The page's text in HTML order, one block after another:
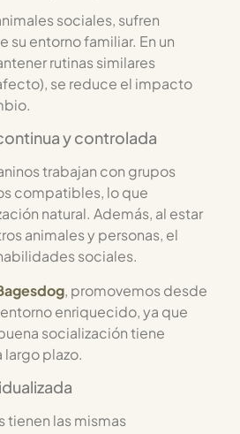
sociales, sufren
su entorno familiar. En un
rutinas similares
se reduce el impacto
y controlada
trabajan con grupos
compatibles, lo que
natural. Además, al estar
animales y personas, el
sociales.
, promovemos desde
enriquecido, ya que
socialización tiene
plazo.
tienen las mismas